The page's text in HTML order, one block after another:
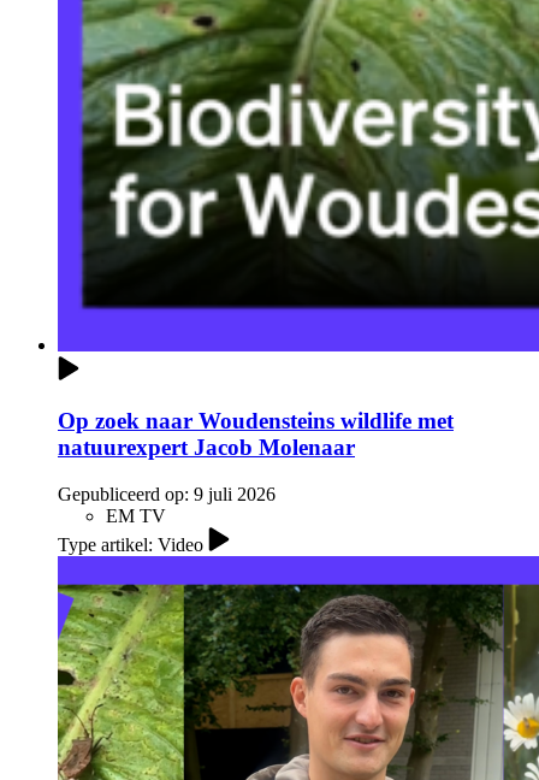
Op zoek naar Woudensteins wildlife met
natuurexpert Jacob Molenaar
Gepubliceerd op: 9 juli 2026
EM TV
Type artikel: Video